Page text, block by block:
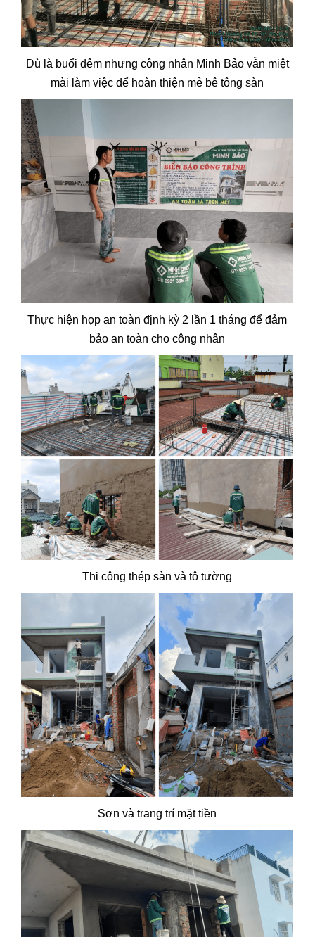
Dù là buổi đêm nhưng công nhân Minh Bảo vẫn miệt
mài làm việc để hoàn thiện mẻ bê tông sàn
Thực hiện họp an toàn định kỳ 2 lần 1 tháng để đảm
bảo an toàn cho công nhân
Thi công thép sàn và tô tường
Sơn và trang trí mặt tiền